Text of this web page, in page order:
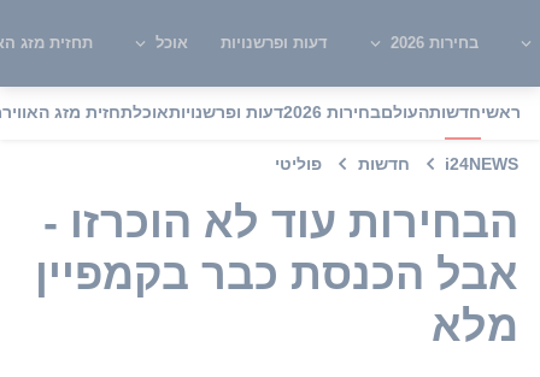
בחירות 2026 דעות ופרשנויות אוכל תחזית מזג
ראשיחדשותהעולםבחירות 2026 דעות ופרשנויותאוכלתחזית מזג האוויר
i24NEWS חדשות פוליטי
הבחירות עוד לא הוכרזו -
אבל הכנסת כבר בקמפיין
מלא